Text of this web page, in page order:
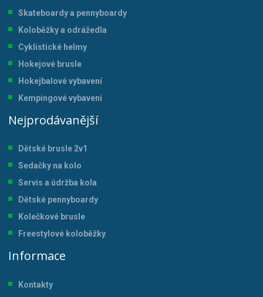
Skateboardy a pennyboardy
Koloběžky a odrážedla
Cyklistické helmy
Hokejové brusle
Hokejbalové vybavení
Kempingové vybavení
Nejprodávanější
Dětské brusle 2v1
Sedačky na kolo
Servis a údržba kola
Dětské pennyboardy
Kolečkové brusle
Freestylové koloběžky
Informace
Kontakty